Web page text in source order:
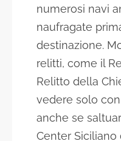
numerosi navi
naufragate
destinazione.
relitti, come il
Relitto della
vedere solo
anche se
Center Siciliano